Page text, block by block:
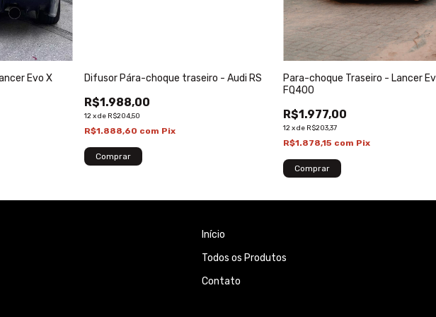
Evo X Difusor Pára-choque traseiro - Audi RS
R$1.988,00
12xde R$204,50
R$1.888,60 com Pix
Comprar
Para-choque Traseiro - Lancer
FQ400
R$1.977,00
12xde R$203,37
R$1.878,15 com Pix
Comprar
Início
Todos os Produtos
Contato